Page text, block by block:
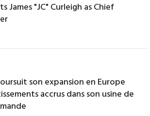
James "JC" Curleigh as Chief
son expansion en Europe
accrus dans son usine de